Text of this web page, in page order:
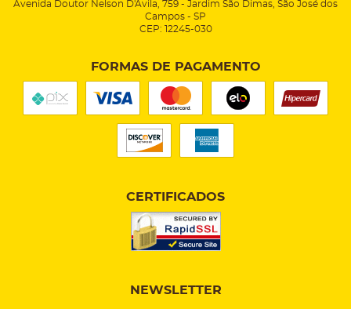
Avenida Doutor Nelson D'Avila, 759 - Jardim São Dimas, São José dos
Campos - SP
CEP: 12245-030
FORMAS DE PAGAMENTO
CERTIFICADOS
NEWSLETTER